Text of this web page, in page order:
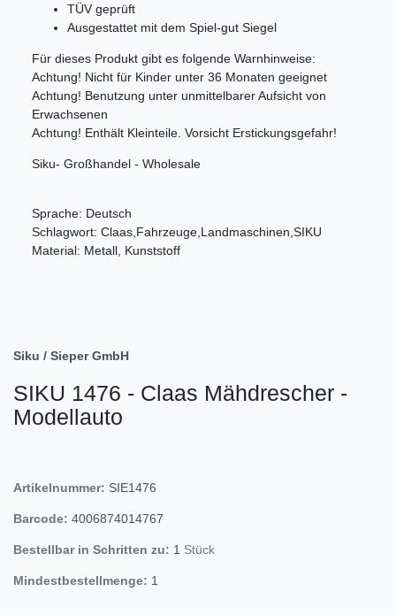
TÜV geprüft
Ausgestattet mit dem Spiel-gut Siegel
Für dieses Produkt gibt es folgende Warnhinweise:
Achtung! Nicht für Kinder unter 36 Monaten geeignet
Achtung! Benutzung unter unmittelbarer Aufsicht von
Erwachsenen
Achtung! Enthält Kleinteile. Vorsicht Erstickungsgefahr!
Siku- Großhandel - Wholesale
Sprache: Deutsch
Schlagwort: Claas,Fahrzeuge,Landmaschinen,SIKU
Material: Metall, Kunststoff
Siku / Sieper GmbH
SIKU 1476 - Claas Mähdrescher -
Modellauto
Artikelnummer: SIE1476
Barcode: 4006874014767
Bestellbar in Schritten zu: 1 Stück
Mindestbestellmenge: 1